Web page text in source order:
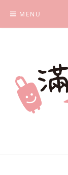
content
MENU